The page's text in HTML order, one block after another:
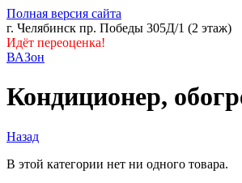
Полная версия сайта
г. Челябинск пр. Победы 305Д/1 (2 этаж)
Идёт переоценка!
ВАЗон
Кондиционер,
Назад
В этой категории нет ни одного товара.